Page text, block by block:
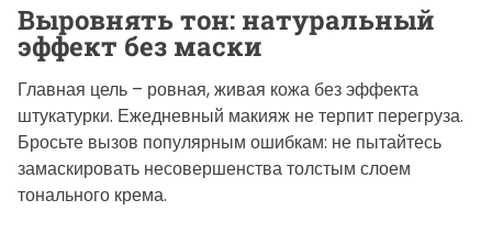
Выровнять тон: натуральный
эффект без маски
Главная цель – ровная, живая кожа без эффекта
штукатурки. Ежедневный макияж не терпит перегруза.
Бросьте вызов популярным ошибкам: не пытайтесь
замаскировать несовершенства толстым слоем
тонального крема.